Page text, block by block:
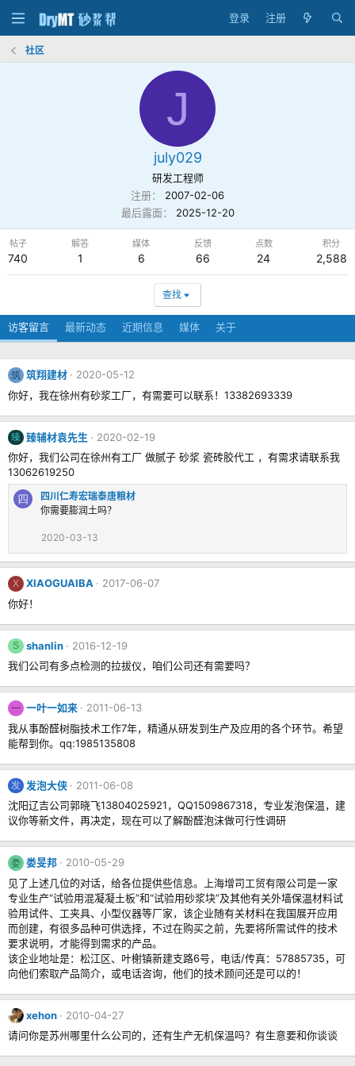
登录 注册
社区
J
july029
研发工程师
注册
2007-02-06
最后露面
2025-12-20
帖子
740
解答
1
媒体
6
反馈
66
点数
24
积分
2,588
查找
访客留言 最新动态 近期信息 媒体 关于
筑 筑翔建材
2020-05-12
你好，我在徐州有砂浆工厂，有需要可以联系！13382693339
臻 臻辅材袁先生
2020-02-19
你好，我们公司在徐州有工厂 做腻子 砂浆 瓷砖胶代工 ，有需求请联系我
13062619250
四
四川仁寿宏瑞泰唐粮材
你需要膨润土吗？
2020-03-13
X XIAOGUAIBA
2017-06-07
你好！
S shanlin
2016-12-19
我们公司有多点检测的拉拔仪，咱们公司还有需要吗？
一 一叶一如来
2011-06-13
我从事酚醛树脂技术工作7年，精通从研发到生产及应用的各个环节。希望
能帮到你。qq:1985135808
发 发泡大侠
2011-06-08
沈阳辽吉公司郭晓飞13804025921，QQ1509867318，专业发泡保温，建
议你等新文件，再决定，现在可以了解酚醛泡沫做可行性调研
娄 娄旻邦
2010-05-29
见了上述几位的对话，给各位提供些信息。上海增司工贸有限公司是一家
专业生产“试验用混凝凝土板”和“试验用砂浆块”及其他有关外墙保温材料试
验用试件、工夹具、小型仪器等厂家，该企业随有关材料在我国展开应用
而创建，有很多品种可供选择，不过在购买之前，先要将所需试件的技术
要求说明，才能得到需求的产品。
该企业地址是：松江区、叶榭镇新建支路6号，电话/传真：57885735，可
向他们索取产品简介，或电话咨询，他们的技术顾问还是可以的！
xehon
2010-04-27
请问你是苏州哪里什么公司的，还有生产无机保温吗？有生意要和你谈谈